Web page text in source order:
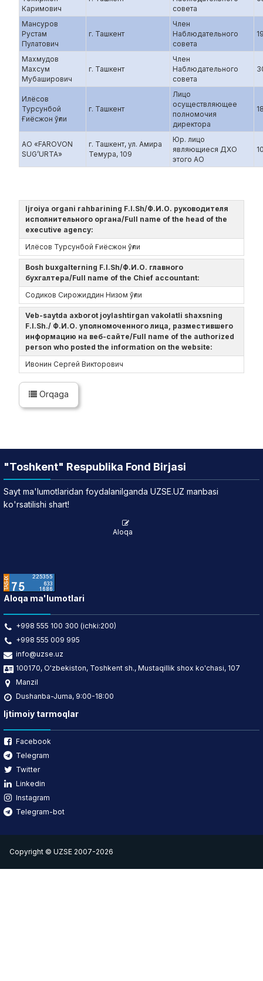
Каримович
совета
Мансуров
Рустам
Пулатович
г. Ташкент
Член
Наблюдательного
совета
Махмудов
Махсум
Мубаширович
г. Ташкент
Член
Наблюдательного
совета
Илёсов
Турсунбой
Ғиёсжон ўғли
г. Ташкент
Лицо
осуществляющее
полномочия
директора
АО «FAROVON
SUG’URTA»
г. Ташкент, ул. Амира
Темура, 109
Юр. лицо
являющиеся ДХО
этого АО
Ijroiya organi rahbarining F.I.Sh/Ф.И.О. руководителя
исполнительного органа/Full name of the head of the
executive agency:
Илёсов Турсунбой Ғиёсжон ўғли
Bosh buxgalterning F.I.Sh/Ф.И.О. главного
бухгалтера/Full name of the Chief accountant:
Содиков Сирожиддин Низом ўғли
Veb-saytda axborot joylashtirgan vakolatli shaxsning
F.I.Sh./ Ф.И.О. уполномоченного лица, разместившего
информацию на веб-сайте/Full name of the authorized
person who posted the information on the website:
Ивонин Сергей Викторович
Orqaga
"Toshkent" Respublika Fond Birjasi
Sayt ma'lumotlaridan foydalanilganda UZSE.UZ manbasi
ko'rsatilishi shart!
Aloqa
Aloqa ma'lumotlari
+998 555 100 300 (ichki:200)
+998 555 009 995
info@uzse.uz
100170, O'zbekiston, Toshkent sh., Mustaqillik shox ko'chasi, 107
Manzil
Dushanba-Juma, 9:00-18:00
Ijtimoiy tarmoqlar
Facebook
Telegram
Twitter
Linkedin
Instagram
Telegram-bot
Copyright © UZSE 2007-2026